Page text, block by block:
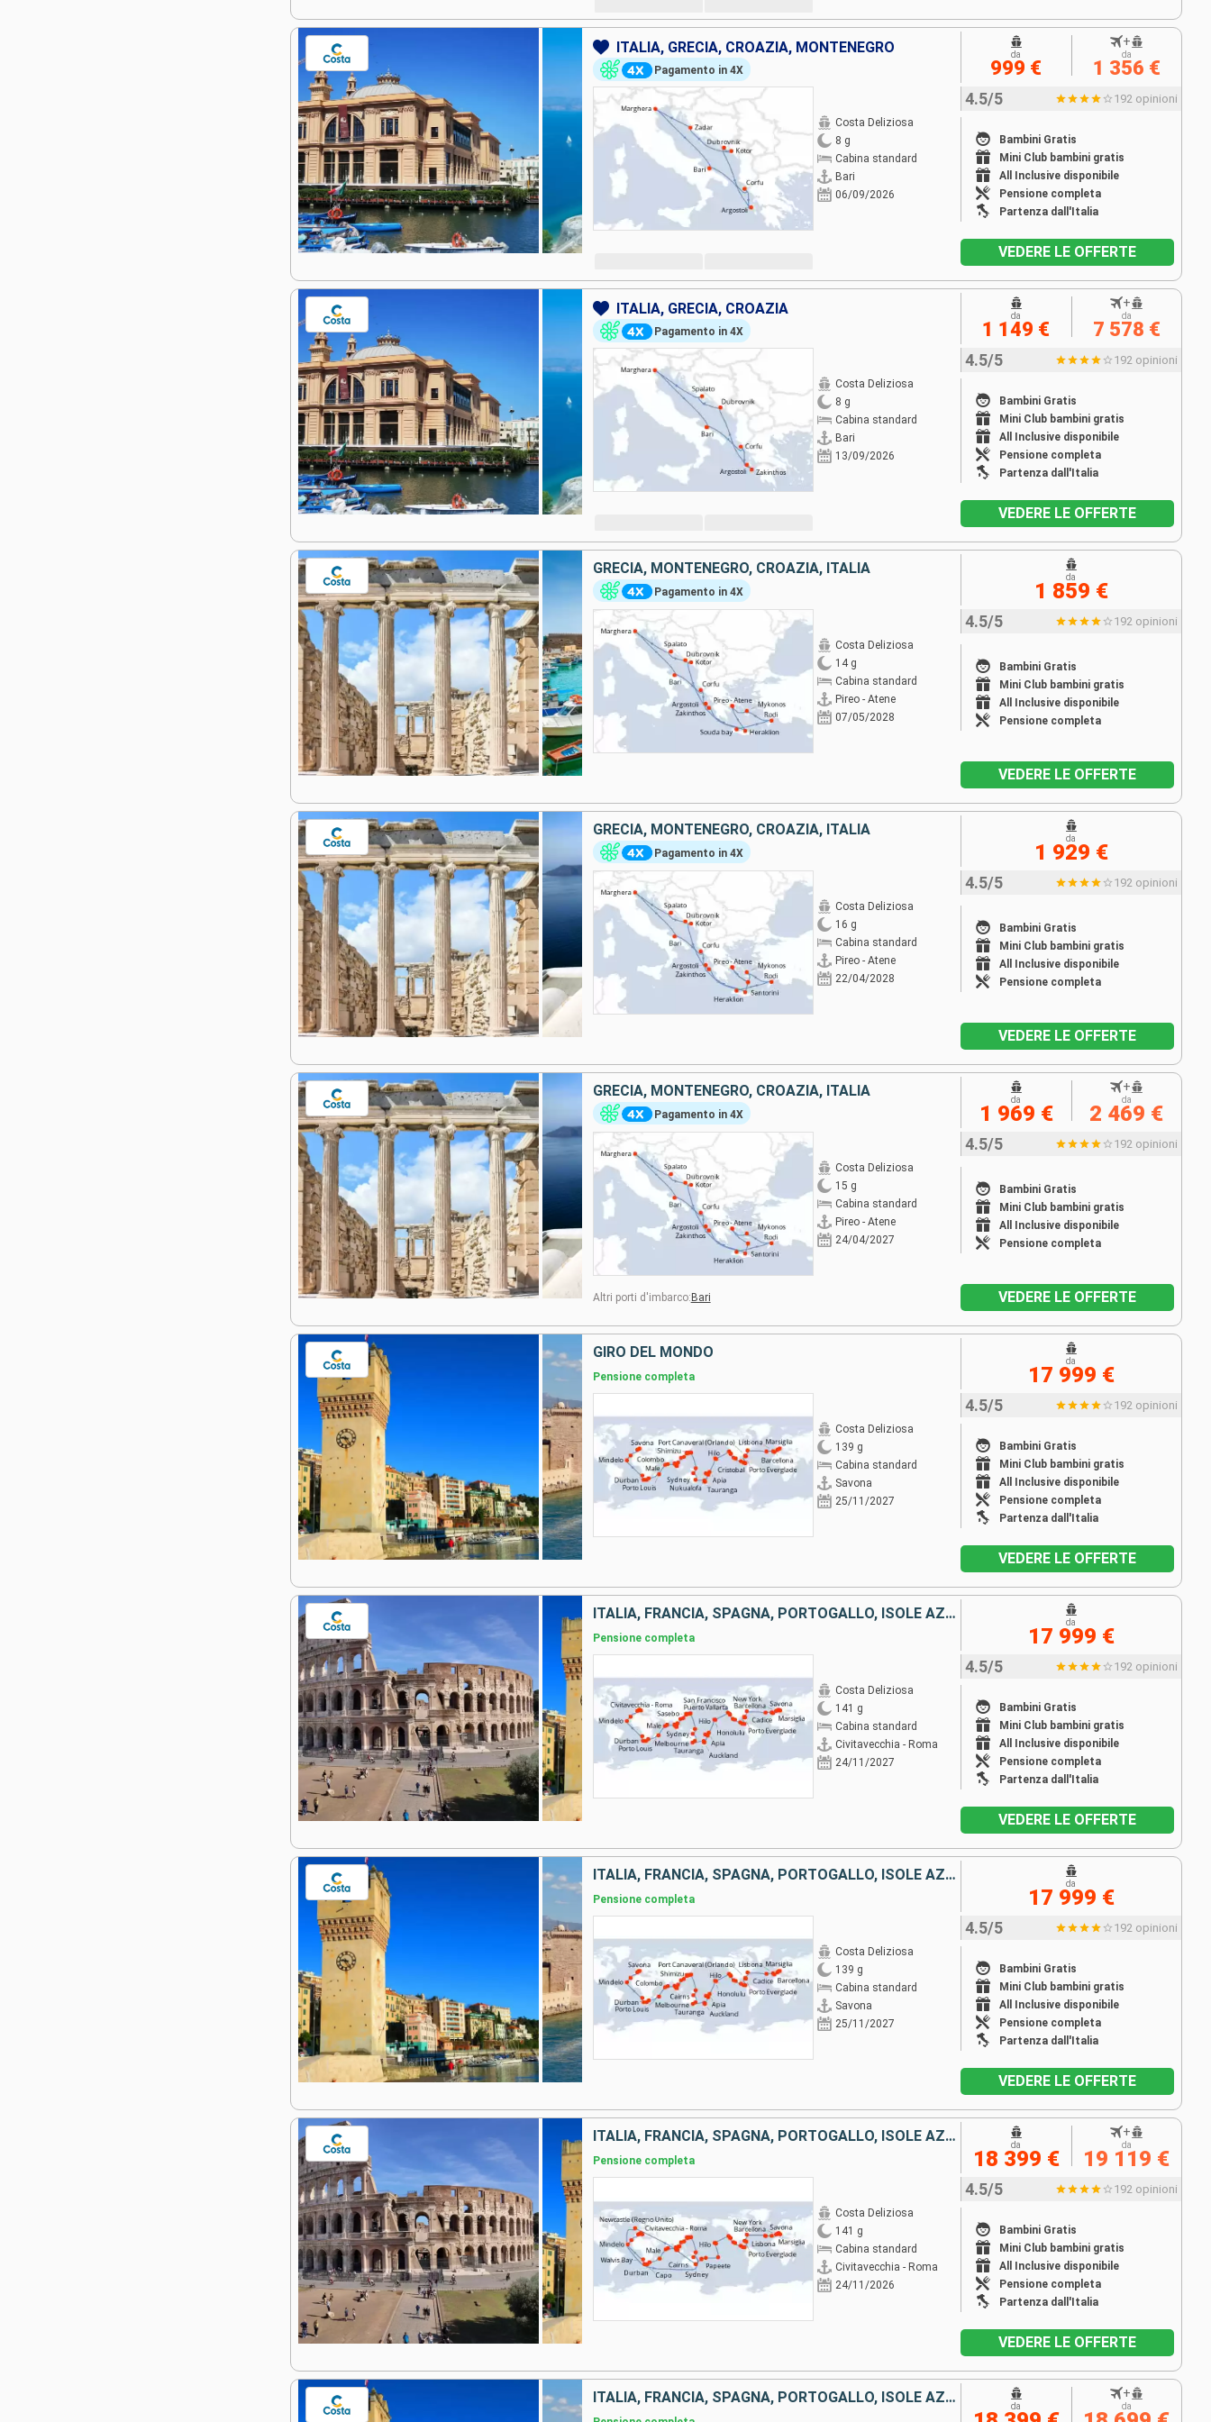
ITALIA, GRECIA, CROAZIA, MONTENEGRO
Pagamento in 4X
Costa Deliziosa
8 g
Cabina standard
Bari
06/09/2026
4.5/5 192 opinioni
Bambini Gratis
Mini Club bambini gratis
All Inclusive disponibile
Pensione completa
Partenza dall'Italia
da
999 €
+
da
1 356 €
VEDERE LE OFFERTE
ITALIA, GRECIA, CROAZIA
Pagamento in 4X
Costa Deliziosa
8 g
Cabina standard
Bari
13/09/2026
4.5/5 192 opinioni
Bambini Gratis
Mini Club bambini gratis
All Inclusive disponibile
Pensione completa
Partenza dall'Italia
da
1 149 €
+
da
7 578 €
VEDERE LE OFFERTE
GRECIA, MONTENEGRO, CROAZIA, ITALIA
Pagamento in 4X
Costa Deliziosa
14 g
Cabina standard
Pireo - Atene
07/05/2028
4.5/5 192 opinioni
Bambini Gratis
Mini Club bambini gratis
All Inclusive disponibile
Pensione completa
da
1 859 €
VEDERE LE OFFERTE
GRECIA, MONTENEGRO, CROAZIA, ITALIA
Pagamento in 4X
Costa Deliziosa
16 g
Cabina standard
Pireo - Atene
22/04/2028
4.5/5 192 opinioni
Bambini Gratis
Mini Club bambini gratis
All Inclusive disponibile
Pensione completa
da
1 929 €
VEDERE LE OFFERTE
GRECIA, MONTENEGRO, CROAZIA, ITALIA
Pagamento in 4X
Costa Deliziosa
15 g
Cabina standard
Pireo - Atene
24/04/2027
4.5/5 192 opinioni
Bambini Gratis
Mini Club bambini gratis
All Inclusive disponibile
Pensione completa
da
1 969 €
+
da
2 469 €
Altri porti d'imbarco:Bari VEDERE LE OFFERTE
GIRO DEL MONDO
Pensione completa
Costa Deliziosa
139 g
Cabina standard
Savona
25/11/2027
4.5/5 192 opinioni
Bambini Gratis
Mini Club bambini gratis
All Inclusive disponibile
Pensione completa
Partenza dall'Italia
da
17 999 €
VEDERE LE OFFERTE
ITALIA, FRANCIA, SPAGNA, PORTOGALLO, ISOLE AZZORRE, STATI UNITI, FLORIDA (USA), PANAMA, STATI UNITI, HAWAI, NUOVA ZELANDA, AUSTRALIA, GIAPPONE, MALESIA, SUD AFRICA
Pensione completa
Costa Deliziosa
141 g
Cabina standard
Civitavecchia - Roma
24/11/2027
4.5/5 192 opinioni
Bambini Gratis
Mini Club bambini gratis
All Inclusive disponibile
Pensione completa
Partenza dall'Italia
da
17 999 €
VEDERE LE OFFERTE
ITALIA, FRANCIA, SPAGNA, PORTOGALLO, ISOLE AZZORRE, STATI UNITI, FLORIDA (USA), PANAMA, STATI UNITI, HAWAI, NUOVA ZELANDA, AUSTRALIA, GIAPPONE, MALESIA, SUD AFRICA
Pensione completa
Costa Deliziosa
139 g
Cabina standard
Savona
25/11/2027
4.5/5 192 opinioni
Bambini Gratis
Mini Club bambini gratis
All Inclusive disponibile
Pensione completa
Partenza dall'Italia
da
17 999 €
VEDERE LE OFFERTE
ITALIA, FRANCIA, SPAGNA, PORTOGALLO, ISOLE AZZORRE, STATI UNITI, FLORIDA (USA), MESSICO, STATI UNITI, HAWAI, POLINESIA, FIJI, AUSTRALIA, GIAPPONE, SUD AFRICA
Pensione completa
Costa Deliziosa
141 g
Cabina standard
Civitavecchia - Roma
24/11/2026
4.5/5 192 opinioni
Bambini Gratis
Mini Club bambini gratis
All Inclusive disponibile
Pensione completa
Partenza dall'Italia
da
18 399 €
+
da
19 119 €
VEDERE LE OFFERTE
ITALIA, FRANCIA, SPAGNA, PORTOGALLO, ISOLE AZZORRE, STATI UNITI, FLORIDA (USA), MESSICO, STATI UNITI, HAWAI, POLINESIA, FIJI, AUSTRALIA, GIAPPONE, SUD AFRICA
da
+
da